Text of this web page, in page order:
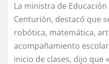
La ministra de
Centurión, destacó que
robótica, matemática,
acompañamiento
inicio de clases, dijo que